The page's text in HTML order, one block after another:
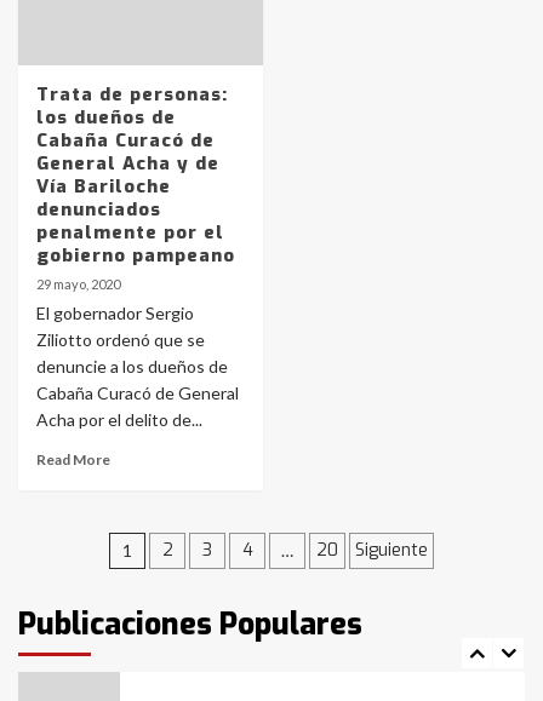
Trata de personas:
los dueños de
Cabaña Curacó de
General Acha y de
Vía Bariloche
denunciados
penalmente por el
gobierno pampeano
29 mayo, 2020
El gobernador Sergio
Ziliotto ordenó que se
denuncie a los dueños de
Cabaña Curacó de General
Acha por el delito de...
Read More
Navegación
de
entradas
1 2 3 4 … 20 Siguiente
Publicaciones Populares
en la mañana del lunes
4
Accidente en Ruta 5: falleció un
joven de Trenque Lauquen
5
Los precios de los combustibles en
La Pampa, desde YPF hasta Axion
entre 857 a 1338 pesos
T.Lauquen: tres jóvenes que
fueron detenidos por
comercialización de drogas en la
tarde del sábado